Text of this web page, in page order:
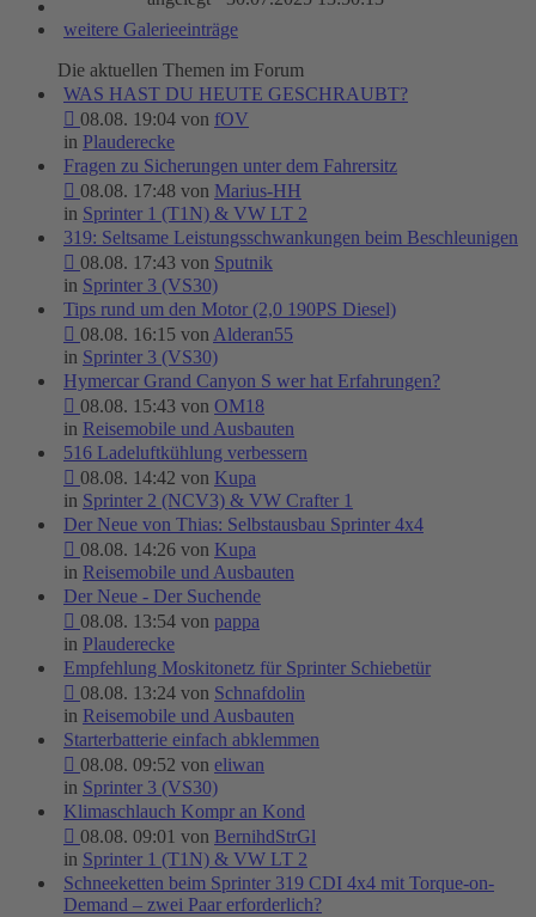
weitere Galerieeinträge
Die aktuellen Themen im Forum
WAS HAST DU HEUTE GESCHRAUBT?
08.08. 19:04 von fOV
in Plauderecke
Fragen zu Sicherungen unter dem Fahrersitz
08.08. 17:48 von Marius-HH
in Sprinter 1 (T1N) & VW LT 2
319: Seltsame Leistungsschwankungen beim Beschleunigen
08.08. 17:43 von Sputnik
in Sprinter 3 (VS30)
Tips rund um den Motor (2,0 190PS Diesel)
08.08. 16:15 vonAlderan55
in Sprinter 3 (VS30)
Hymercar Grand Canyon S wer hat Erfahrungen?
08.08. 15:43 von OM18
in Reisemobile und Ausbauten
516 Ladeluftkühlung verbessern
08.08. 14:42 von Kupa
in Sprinter 2 (NCV3) & VW Crafter 1
Der Neue von Thias: Selbstausbau Sprinter 4x4
08.08. 14:26 von Kupa
in Reisemobile und Ausbauten
Der Neue - Der Suchende
08.08. 13:54 von pappa
in Plauderecke
Empfehlung Moskitonetz für Sprinter Schiebetür
08.08. 13:24 von Schnafdolin
in Reisemobile und Ausbauten
Starterbatterie einfach abklemmen
08.08. 09:52 von eliwan
in Sprinter 3 (VS30)
Klimaschlauch Kompr an Kond
08.08. 09:01 von BernihdStrGl
in Sprinter 1 (T1N) & VW LT 2
Schneeketten beim Sprinter 319 CDI 4x4 mit Torque-on-
Demand – zwei Paar erforderlich?